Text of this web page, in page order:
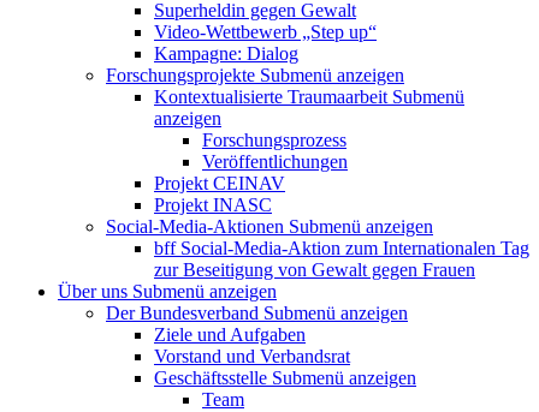
Superheldin gegen Gewalt
Video-Wettbewerb „Step up“
Kampagne: Dialog
Forschungsprojekte Submenü anzeigen
Kontextualisierte Traumaarbeit Submenü
anzeigen
Forschungsprozess
Veröffentlichungen
Projekt CEINAV
Projekt INASC
Social-Media-Aktionen Submenü anzeigen
bff Social-Media-Aktion zum Internationalen Tag
zur Beseitigung von Gewalt gegen Frauen
Über uns Submenü anzeigen
Der Bundesverband Submenü anzeigen
Ziele und Aufgaben
Vorstand und Verbandsrat
Geschäftsstelle Submenü anzeigen
Team